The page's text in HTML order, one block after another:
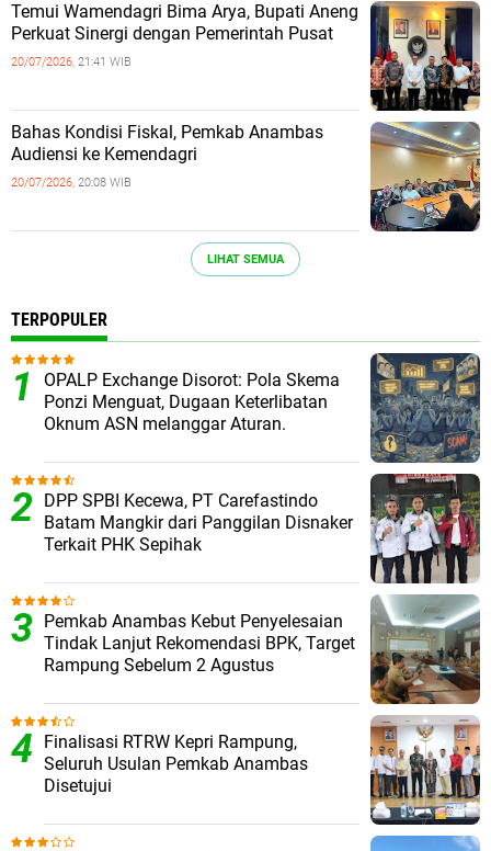
Temui Wamendagri Bima Arya, Bupati Aneng
Perkuat Sinergi dengan Pemerintah Pusat
20/07/2026, 21:41 WIB
Bahas Kondisi Fiskal, Pemkab Anambas
Audiensi ke Kemendagri
20/07/2026, 20:08 WIB
LIHAT SEMUA
TERPOPULER
OPALP Exchange Disorot: Pola Skema
Ponzi Menguat, Dugaan Keterlibatan
Oknum ASN melanggar Aturan.
DPP SPBI Kecewa, PT Carefastindo
Batam Mangkir dari Panggilan Disnaker
Terkait PHK Sepihak
Pemkab Anambas Kebut Penyelesaian
Tindak Lanjut Rekomendasi BPK, Target
Rampung Sebelum 2 Agustus
Finalisasi RTRW Kepri Rampung,
Seluruh Usulan Pemkab Anambas
Disetujui